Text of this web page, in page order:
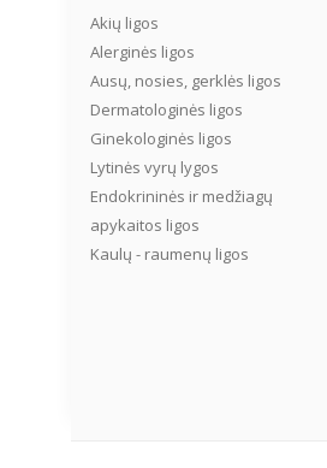
Akių ligos
Alerginės ligos
Ausų, nosies, gerklės ligos
Dermatologinės ligos
Ginekologinės ligos
Lytinės vyrų lygos
Endokrininės ir medžiagų
apykaitos ligos
Kaulų - raumenų ligos